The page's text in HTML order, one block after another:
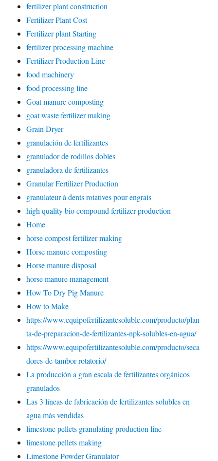
fertilizer plant construction
Fertilizer Plant Cost
Fertilizer plant Starting
fertilizer processing machine
Fertilizer Production Line
food machinery
food processing line
Goat manure composting
goat waste fertilizer making
Grain Dryer
granulación de fertilizantes
granulador de rodillos dobles
granuladora de fertilizantes
Granular Fertilizer Production
granulateur à dents rotatives pour engrais
high quality bio compound fertilizer production
Home
horse compost fertilizer making
Horse manure composting
Horse manure disposal
horse manure management
How To Dry Pig Manure
How to Make
https://www.equipofertilizantesoluble.com/producto/plan
ta-de-preparacion-de-fertilizantes-npk-solubles-en-agua/
https://www.equipofertilizantesoluble.com/producto/seca
dores-de-tambor-rotatorio/
La producción a gran escala de fertilizantes orgánicos
granulados
Las 3 líneas de fabricación de fertilizantes solubles en
agua más vendidas
limestone pellets granulating production line
limestone pellets making
Limestone Powder Granulator